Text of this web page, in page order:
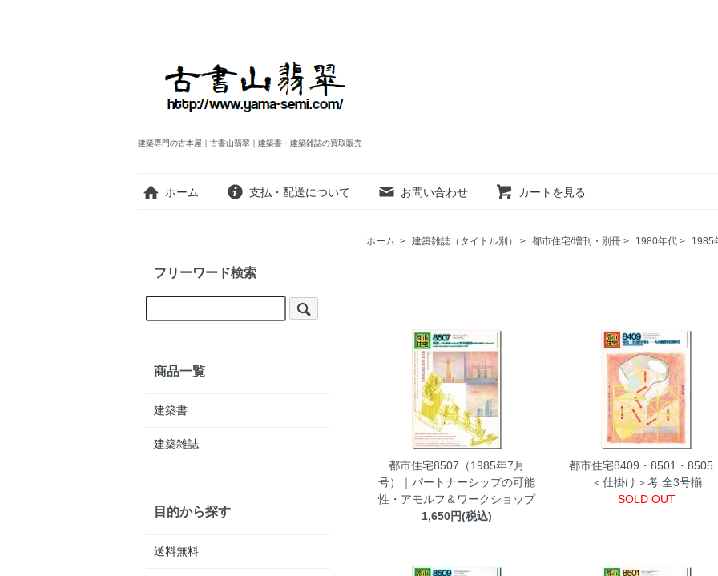
建築専門の古本屋｜古書山翡翠｜建築書・建築雑誌の買取販売
ホーム 支払・配送について お問い合わせ カートを見る
ホーム > 建築雑誌（タイトル別） > 都市住宅/増刊・別冊 > 1980年代 > 1985
都市住宅8507（1985年7月
号）｜パートナーシップの可能
性・アモルフ＆ワークショップ
1,650円(税込)
都市住宅8409・8501・8505
＜仕掛け＞考 全3号揃
SOLD OUT
フリーワード検索
商品一覧
建築書
建築雑誌
目的から探す
送料無料